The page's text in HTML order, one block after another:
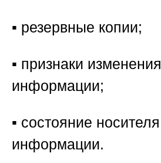
▪️ резервные копии;
▪️ признаки изменения
информации;
▪️ состояние носителя
информации.